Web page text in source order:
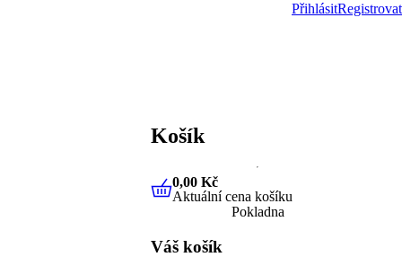
PřihlásitRegistrovat
Košík
0,00 KčAktuální cena košíku
0,00 Kč
Aktuální cena košíku
Pokladna
Váš košík